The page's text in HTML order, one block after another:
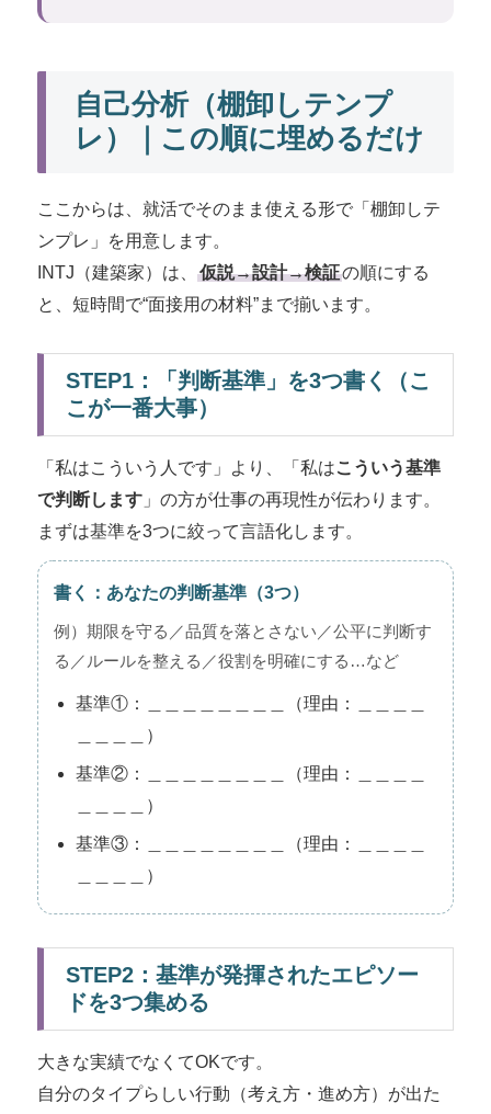
自己分析（棚卸しテンプ
レ）｜この順に埋めるだけ
ここからは、就活でそのまま使える形で「棚卸しテ
ンプレ」を用意します。
INTJ（建築家）は、
仮説→設計→検証の順にする
と、短時間で“面接用の材料”まで揃います。
STEP1：「判断基準」を3つ書く（こ
こが一番大事）
「私はこういう人です」より、「私はこういう基準
で判断します 」の方が仕事の再現性が伝わります。
まずは基準を3つに絞って言語化します。
書く：あなたの判断基準（3つ）
例）期限を守る／品質を落とさない／公平に判断す
る／ルールを整える／役割を明確にする…など
基準①：＿＿＿＿＿＿＿＿（理由：＿＿＿＿
＿＿＿＿）
基準②：＿＿＿＿＿＿＿＿（理由：＿＿＿＿
＿＿＿＿）
基準③：＿＿＿＿＿＿＿＿（理由：＿＿＿＿
＿＿＿＿）
STEP2：基準が発揮されたエピソー
ドを3つ集める
大きな実績でなくてOKです。
自分のタイプらしい行動（考え方・進め方）が出た